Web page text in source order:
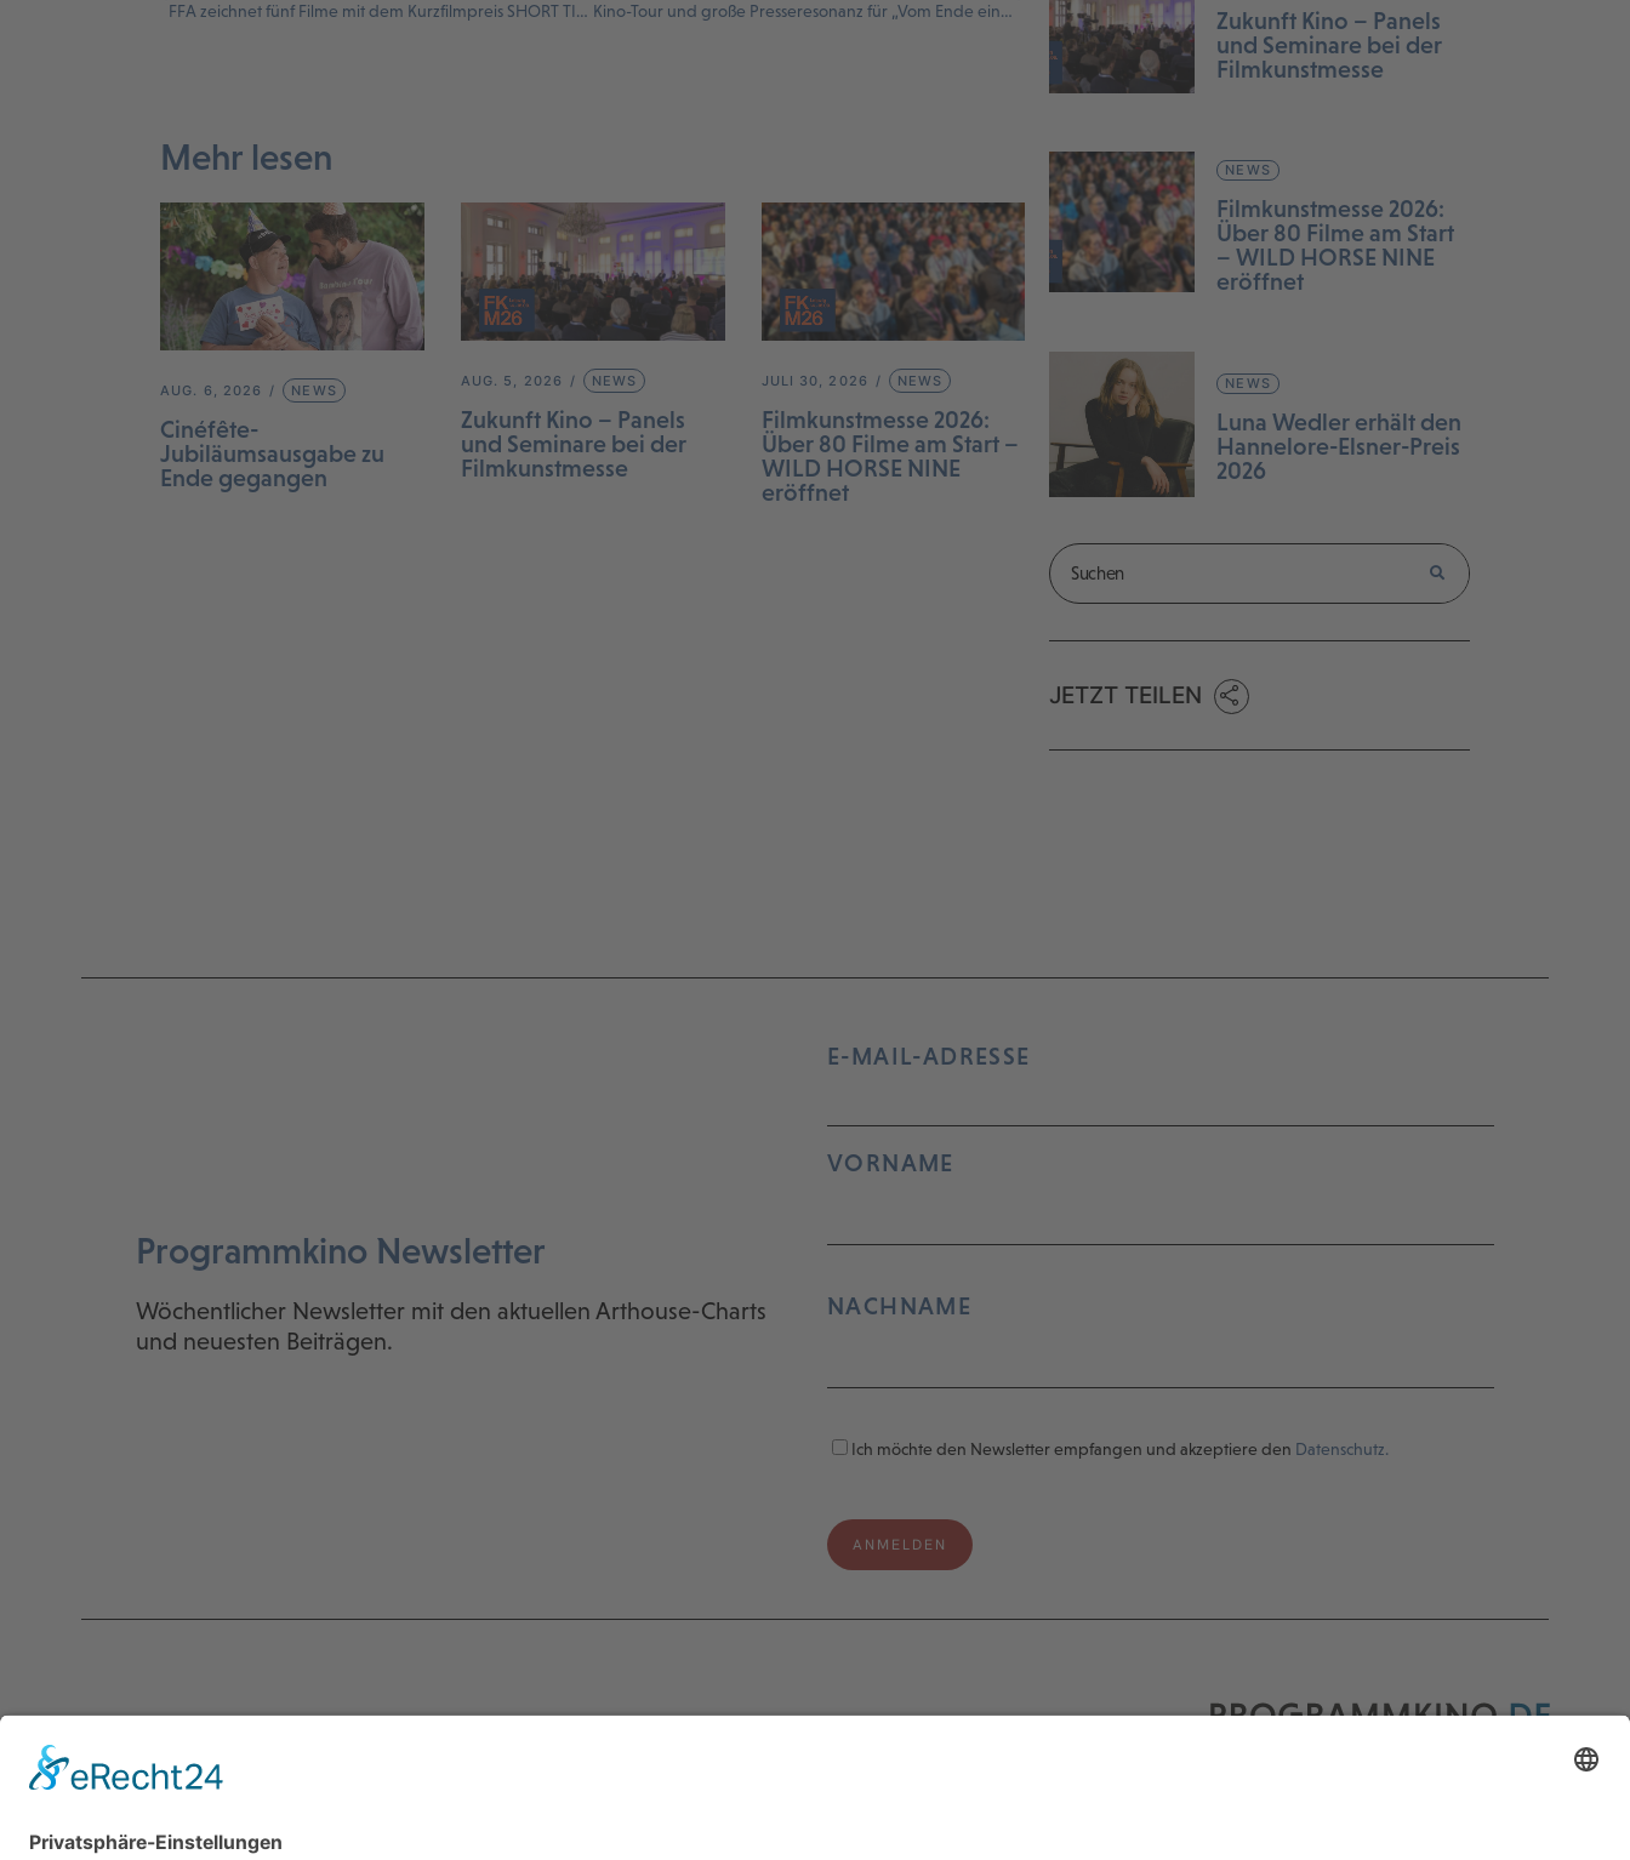
FFA zeichnet fünf Filme mit dem Kurzfilmpreis SHORT TIGER 2024 aus Kino-Tour und große Presseresonanz für „Vom Ende eines Zeitalters“
Mehr lesen
AUG. 6, 2026 NEWS
Cinéfête-
Jubiläumsausgabe zu
Ende gegangen
AUG. 5, 2026 NEWS
Zukunft Kino – Panels
und Seminare bei der
Filmkunstmesse
JULI 30, 2026 NEWS
Filmkunstmesse 2026:
Über 80 Filme am Start –
WILD HORSE NINE
eröffnet
Zukunft Kino – Panels
und Seminare bei der
Filmkunstmesse
NEWS
Filmkunstmesse 2026:
Über 80 Filme am Start
– WILD HORSE NINE
eröffnet
NEWS
Luna Wedler erhält den
Hannelore-Elsner-Preis
2026
JETZT TEILEN
Programmkino Newsletter
Wöchentlicher Newsletter mit den aktuellen Arthouse-Charts
und neuesten Beiträgen.
E-MAIL-ADRESSE
VORNAME
NACHNAME
Ich möchte den Newsletter empfangen und akzeptiere den Datenschutz.
℅ AG Kino - Gilde deutscher